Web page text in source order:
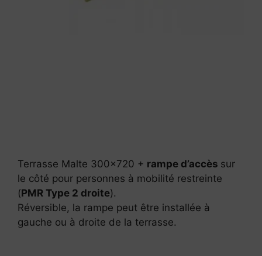
Terrasse Malte 300×720 + rampe d’accès sur
le côté pour personnes à mobilité restreinte
(PMR Type 2 droite).
Réversible, la rampe peut être installée à
gauche ou à droite de la terrasse.